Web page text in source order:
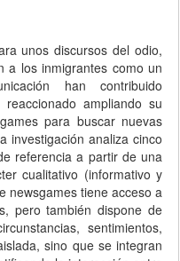
unos discursos del odio,
a los inmigrantes como un
han contribuido
ampliando su
para buscar nuevas
investigación analiza cinco
referencia a partir de una
cualitativo (informativo y
newsgames tiene acceso a
pero también dispone de
sentimientos,
sino que se integran